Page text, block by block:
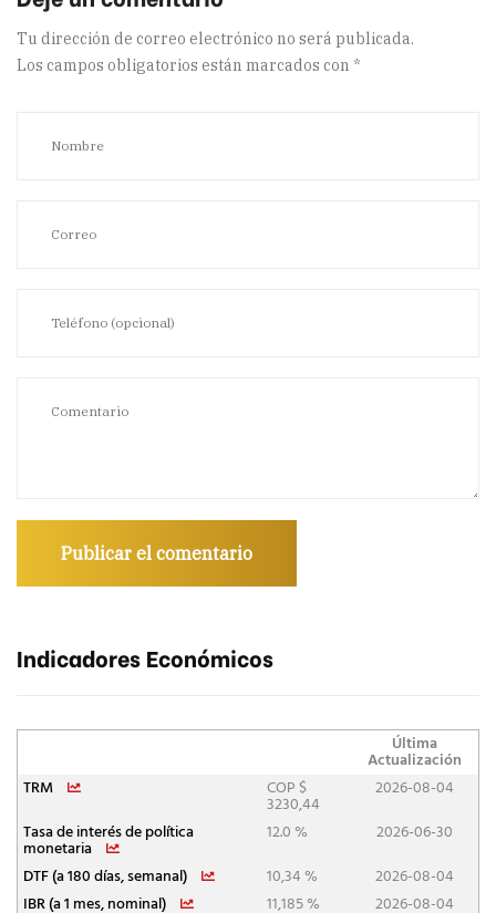
Tu dirección de correo electrónico no será publicada.
Los campos obligatorios están marcados con *
Indicadores Económicos